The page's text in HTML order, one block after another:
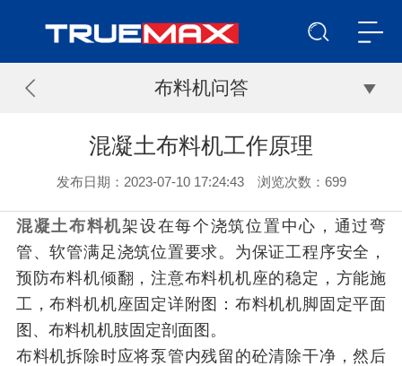
布料机问答
混凝土布料机工作原理
发布日期：2023-07-10 17:24:43 浏览次数： 699
混凝土布料机架设在每个浇筑位置中心，通过弯
管、软管满足浇筑位置要求。为保证工程序安全，
预防布料机倾翻，注意布料机机座的稳定，方能施
工，布料机机座固定详附图：布料机机脚固定平面
图、布料机机肢固定剖面图。
布料机拆除时应将泵管内残留的砼清除干净，然后